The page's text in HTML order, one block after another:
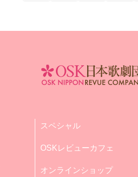
スペシャル
OSKレビューカフェ
オンラインショップ